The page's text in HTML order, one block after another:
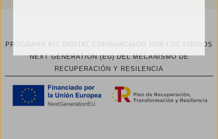
PROGRAMA KIT DIGITAL COFINANCIADO POR LOS FONDOS
NEXT GENERATION (EU) DEL MECANISMO DE
RECUPERACIÓN Y RESILENCIA